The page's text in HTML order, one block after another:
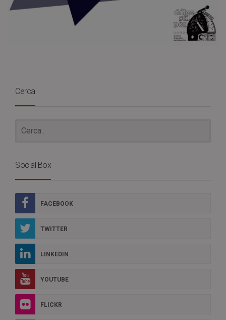
Cerca
Social Box
FACEBOOK
TWITTER
LINKEDIN
YOUTUBE
FLICKR